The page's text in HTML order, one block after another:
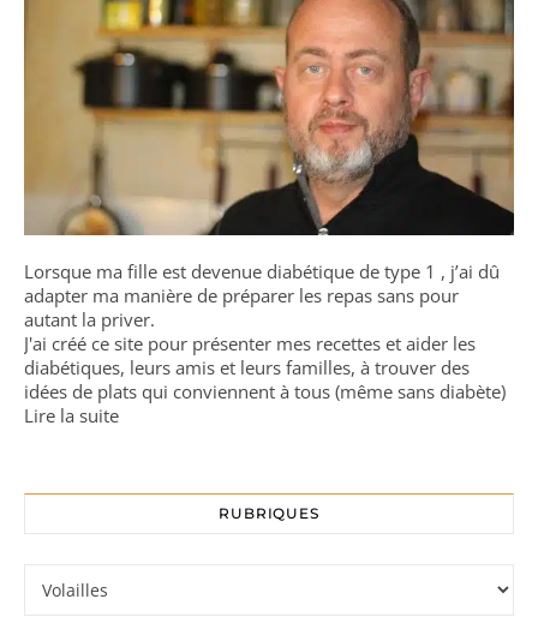
Lorsque ma fille est devenue diabétique de type 1 , j’ai dû
adapter ma manière de préparer les repas sans pour
autant la priver.
J'ai créé ce site pour présenter mes recettes et aider les
diabétiques, leurs amis et leurs familles, à trouver des
idées de plats qui conviennent à tous (même sans diabète)
Lire la suite
RUBRIQUES